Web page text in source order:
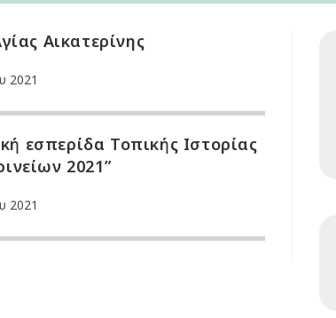
Αικατερίνης
2021
εσπερίδα Τοπικής Ιστορίας
2021”
2021